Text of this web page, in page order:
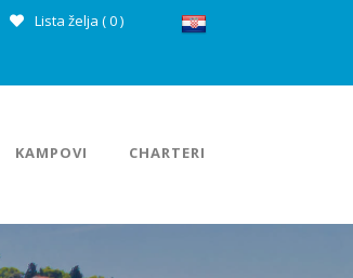
Lista želja (0)
KAMPOVI CHARTERI